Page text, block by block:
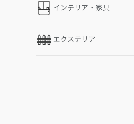
インテリア・家具
エクステリア